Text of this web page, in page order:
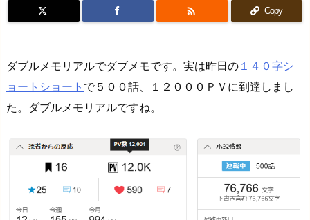
 Copy
ダブルメモリアルでダブメモです。実は昨日の １４０字シ
ョートショート で５００話、１２０００ＰＶに到達しまし
た。ダブルメモリアルですね。